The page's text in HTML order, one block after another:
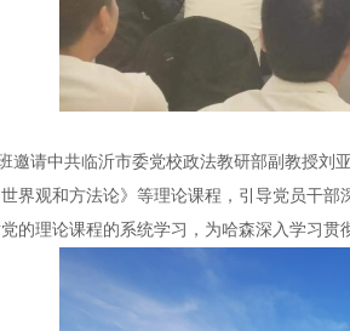
邀请中共临沂市委党校政法教研部副教授刘
界观和方法论》等理论课程，引导党员干
的理论课程的系统学习，为哈森深入学习贯